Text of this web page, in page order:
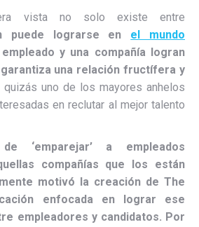
vista no solo existe entre
puede lograrse en el mundo
y una compañía logran
garantiza una relación fructífera y
uno de los mayores anhelos
en reclutar al mejor talento
‘emparejar’ a empleados
compañías que los están
motivó la creación de The
enfocada en lograr ese
empleadores y candidatos. Por